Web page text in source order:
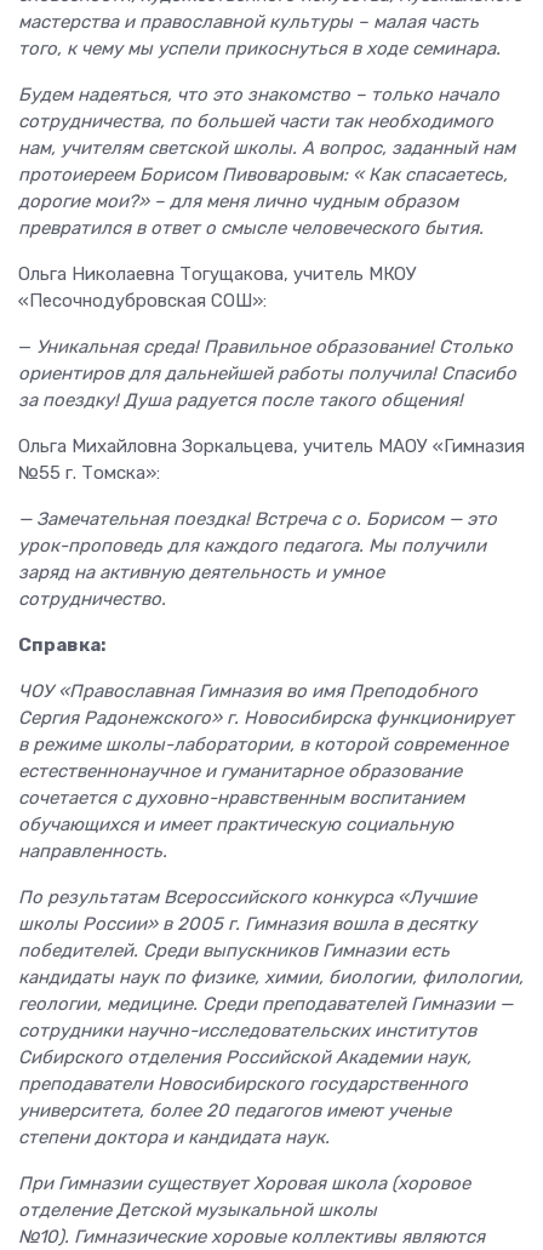
мастерства и православной культуры – малая часть
того, к чему мы успели прикоснуться в ходе семинара.
Будем надеяться, что это знакомство – только начало
сотрудничества, по большей части так необходимого
нам, учителям светской школы. А вопрос, заданный нам
протоиереем Борисом Пивоваровым: « Как спасаетесь,
дорогие мои?» – для меня лично чудным образом
превратился в ответ о смысле человеческого бытия.
Ольга Николаевна Тогущакова, учитель МКОУ
«Песочнодубровская СОШ»:
— Уникальная среда! Правильное образование! Столько
ориентиров для дальнейшей работы получила! Спасибо
за поездку! Душа радуется после такого общения!
Ольга Михайловна Зоркальцева, учитель МАОУ «Гимназия
№55 г. Томска»:
— Замечательная поездка! Встреча с о. Борисом — это
урок-проповедь для каждого педагога. Мы получили
заряд на активную деятельность и умное
сотрудничество.
Справка:
ЧОУ «Православная Гимназия во имя Преподобного
Сергия Радонежского» г. Новосибирска функционирует
в режиме школы-лаборатории, в которой современное
естественнонаучное и гуманитарное образование
сочетается с духовно-нравственным воспитанием
обучающихся и имеет практическую социальную
направленность.
По результатам Всероссийского конкурса «Лучшие
школы России» в 2005 г. Гимназия вошла в десятку
победителей. Среди выпускников Гимназии есть
кандидаты наук по физике, химии, биологии, филологии,
геологии, медицине. Среди преподавателей Гимназии —
сотрудники научно-исследовательских институтов
Сибирского отделения Российской Академии наук,
преподаватели Новосибирского государственного
университета, более 20 педагогов имеют ученые
степени доктора и кандидата наук.
При Гимназии существует Хоровая школа (хоровое
отделение Детской музыкальной школы
№10). Гимназические хоровые коллективы являются